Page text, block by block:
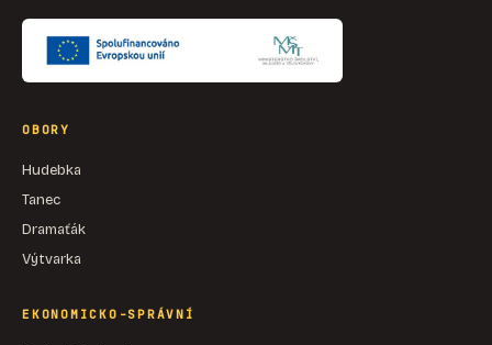
OBORY
Hudebka
Tanec
Dramaťák
Výtvarka
EKONOMICKO-SPRÁVNÍ